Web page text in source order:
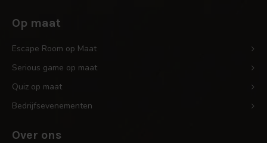
Op maat
Escape Room op Maat
Serious game op maat
Quiz op maat
Bedrijfsevenementen
Over ons